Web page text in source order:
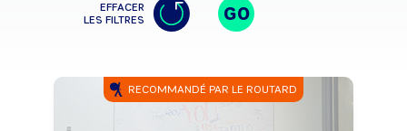
EFFACER
LES FILTRES
GO
RECOMMANDÉ PAR LE ROUTARD